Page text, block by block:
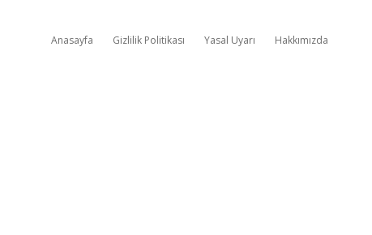
Anasayfa Gizlilik Politikası Yasal Uyarı Hakkımızda